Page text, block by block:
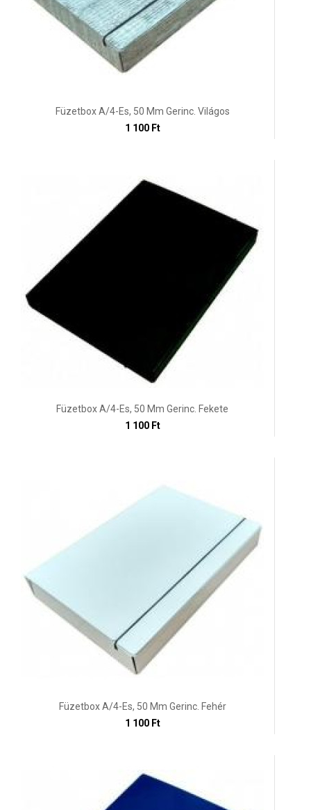
Füzetbox A/4-Es, 50 Mm Gerinc. Világos
1 100 Ft
Füzetbox A/4-Es, 50 Mm Gerinc. Fekete
1 100 Ft
Füzetbox A/4-Es, 50 Mm Gerinc. Fehér
1 100 Ft